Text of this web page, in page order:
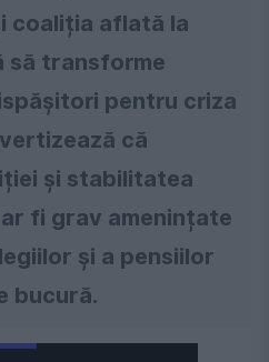
coaliția aflată la
să transforme
pentru criza
că
și stabilitatea
fi grav amenințate
și a pensiilor
bucură.